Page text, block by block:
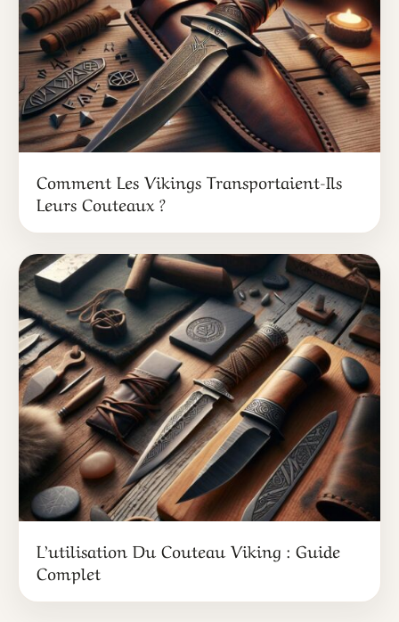
Comment Les Vikings Transportaient-Ils
Leurs Couteaux ?
L’utilisation Du Couteau Viking : Guide
Complet